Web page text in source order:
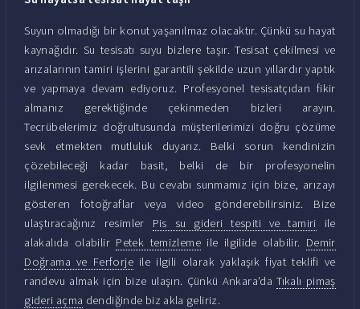
Suyun olmadığı bir konut yaşanılmaz olacaktır. Çünkü su hayat
kaynağıdır. Su tesisatı suyu bizlere taşır. Tesisat çekilmesi ve
arızalarının tamiri işlerini garantili şekilde uzun yıllardır yaptık
ve yapmaya devam ediyoruz. Profesyonel tesisatçıdan fikir
almanız gerektiğinde çekinmeden bizleri arayın.
Tecrübelerimiz doğrultusunda müşterilerimizi doğru çözüme
sevk etmekten mutluluk duyarız. Belki sorun kendinizin
çözebileceği kadar basit, belki de bir profesyonelin
ilgilenmesi gerekecek. Bu cevabı sunmamız için bize, arızayı
gösteren fotoğraflar veya video gönderebilirsiniz. Bize
ulaştıracağınız resimler Pis su gideri tespiti ve tamiri ile
alakalıda olabilir Petek temizlemeile ilgilide olabilir. Demir
Doğrama ve Ferforjeile ilgili olarak yaklaşık fiyat teklifi ve
randevu almak için bize ulaşın. Çünkü Ankara'daTıkalı pimaş
gideri açma dendiğinde biz akla geliriz.